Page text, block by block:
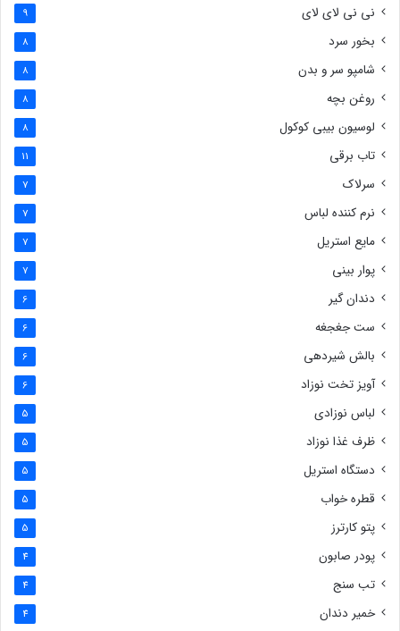
نی نی لای لای 9
بخور سرد 8
شامپو سر و بدن 8
روغن بچه 8
لوسیون بیبی کوکول 8
تاب برقی 11
سرلاک 7
نرم کننده لباس 7
مایع استریل 7
پوار بینی 7
دندان گیر 6
ست جغجغه 6
بالش شیردهی 6
آویز تخت نوزاد 6
لباس نوزادی 5
ظرف غذا نوزاد 5
دستگاه استریل 5
قطره خواب 5
پتو کارترز 5
پودر صابون 4
تب سنج 4
خمیر دندان 4